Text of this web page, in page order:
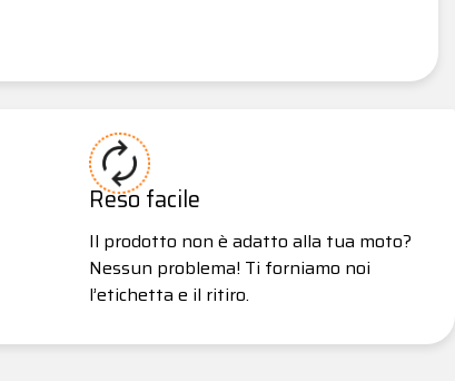
Reso facile
Il prodotto non è adatto alla tua moto?
Nessun problema! Ti forniamo noi
l’etichetta e il ritiro.